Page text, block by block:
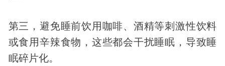
第三，避免睡前饮用咖啡、酒精等刺激性饮料
或食用辛辣食物，这些都会干扰睡眠，导致睡
眠碎片化。